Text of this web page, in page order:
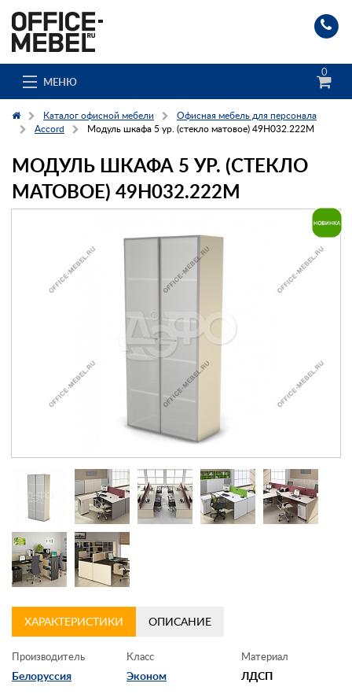
МЕНЮ
0
Каталог
О компании
Гос. заказчикам
Заказать обратный звонок
Каталог офисной мебели
Офисная мебель для персонала
Accord
Модуль шкафа 5 ур. (стекло матовое) 49H032.222M
МОДУЛЬ ШКАФА 5 УР. (СТЕКЛО
МАТОВОЕ) 49H032.222M
ХАРАКТЕРИСТИКИ ОПИСАНИЕ
Производитель
Белоруссия
Класс
Эконом
Материал
ЛДСП